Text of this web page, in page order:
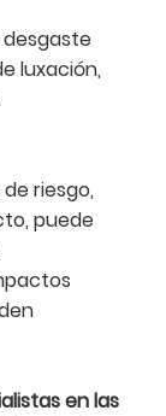
desgaste
luxación,
riesgo,
puede
en las